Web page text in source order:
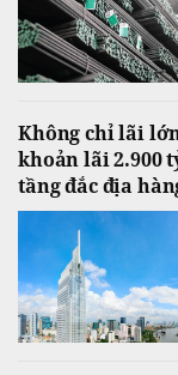
Không chỉ lãi
khoản lãi 2.900
tầng đắc địa